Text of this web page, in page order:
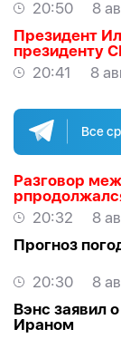
20:50
8
Президент
президенту
20:41
8
Все
Разговор
20:32
8
Прогноз
20:30
8
Вэнс заявил
Ираном